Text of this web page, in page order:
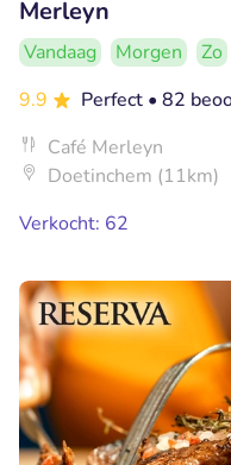
Merleyn
Vandaag Morgen Zo
9.9
Perfect • 82
Café Merleyn
Doetinchem (11km)
Verkocht: 62